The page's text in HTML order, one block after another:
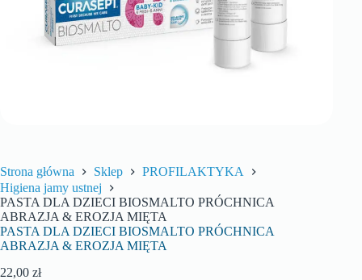
Strona główna Sklep
PROFILAKTYKA
Higiena jamy ustnej
PASTA DLA DZIECI BIOSMALTO PRÓCHNICA
ABRAZJA & EROZJA MIĘTA
PASTA DLA DZIECI BIOSMALTO PRÓCHNICA
ABRAZJA & EROZJA MIĘTA
22,00 zł